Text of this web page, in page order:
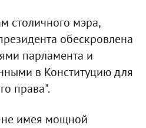
столичного мэра,
обескровлена
парламента и
в Конституцию для
права".
не имея мощной